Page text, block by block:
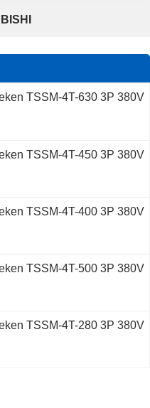
TSSM-4T-630 3P 380V
TSSM-4T-450 3P 380V
TSSM-4T-400 3P 380V
TSSM-4T-500 3P 380V
TSSM-4T-280 3P 380V